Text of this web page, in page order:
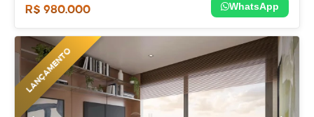
R$ 980.000 WhatsApp
LANÇAMENTO